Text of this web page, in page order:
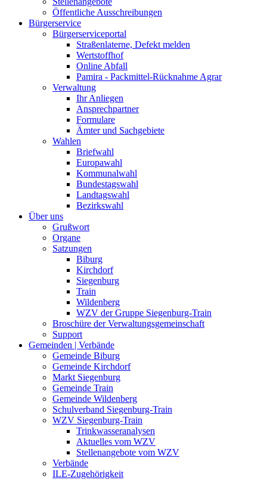
Öffentliche Ausschreibungen
Bürgerservice
Bürgerserviceportal
Straßenlaterne, Defekt melden
Wertstoffhof
Online Abfall
Pamira - Packmittel-Rücknahme Agrar
Verwaltung
Ihr Anliegen
Ansprechpartner
Formulare
Ämter und Sachgebiete
Wahlen
Briefwahl
Europawahl
Kommunalwahl
Bundestagswahl
Landtagswahl
Bezirkswahl
Über uns
Grußwort
Organe
Satzungen
Biburg
Kirchdorf
Siegenburg
Train
Wildenberg
WZV der Gruppe Siegenburg-Train
Broschüre der Verwaltungsgemeinschaft
Support
Gemeinden | Verbände
Gemeinde Biburg
Gemeinde Kirchdorf
Markt Siegenburg
Gemeinde Train
Gemeinde Wildenberg
Schulverband Siegenburg-Train
WZV Siegenburg-Train
Trinkwasseranalysen
Aktuelles vom WZV
Stellenangebote vom WZV
Verbände
ILE-Zugehörigkeit